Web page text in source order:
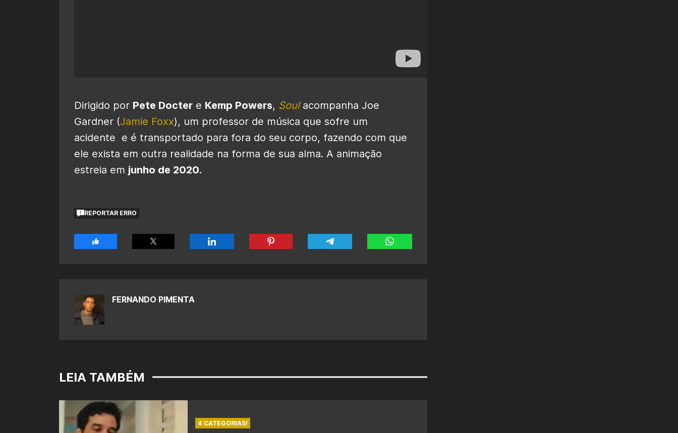
Dirigido por Pete Docter e Kemp Powers, Soul acompanha Joe
Gardner (Jamie Foxx), um professor de música que sofre um
acidente e é transportado para fora do seu corpo, fazendo com que
ele exista em outra realidade na forma de sua alma. A animação
estreia em junho de 2020.
REPORTAR ERRO
FERNANDO PIMENTA
LEIA TAMBÉM
4 CATEGORIAS!